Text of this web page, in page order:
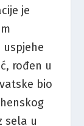
je
rođen u
bio
sela u